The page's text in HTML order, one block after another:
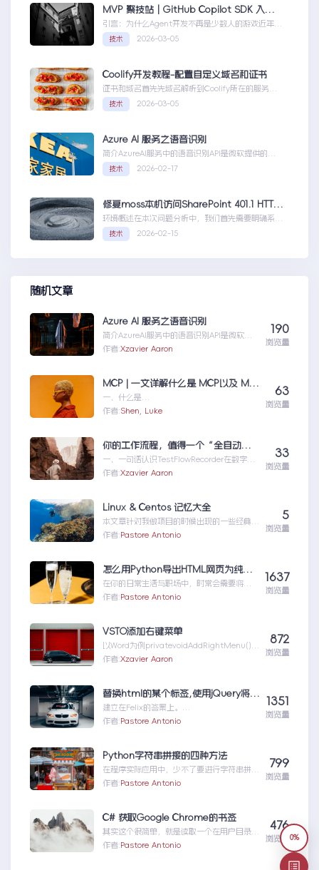
0%
MVP 聚技站｜GitHub Copilot SDK 入门：五分钟构建你的第一个 AI Agent
引言：为什么Agent开发不再是少数人的游戏近年
来，随着人工智能技术的快速发展，AIAgen...MVP
聚技站｜GitHubCopilotSDK入门：五分钟构建你的
技术 2026-03-05
Coolify开发教程-配置自定义域名和证书
证书和域名首先先域名解析到Coolify所在的服务
器，然后获取你的证书NGINX版本的，这里就不
赘...Coolify开发教程-配置自定义域名和证书
技术 2026-03-05
Azure AI 服务之语音识别
简介AzureAI服务中的语音识别API是微软提供的一
项先进技术，旨在帮助开发者轻松实现语...AzureAI
服务之语音识别
技术 2026-02-17
修复moss本机访问SharePoint 401.1 HTTP错误
环境概述在本次问题分析中，我们首先需要明确系统
的运行环境。了解环境配置不仅能帮助我们定位问
题，也为...修复moss本机访问
技术 2026-02-15
随机文章
Azure AI 服务之语音识别
简介AzureAI服务中的语音识别API是微软提
供的一项先进技术，旨在帮助开发者轻松实现
作者:Xzavier Aaron
190
浏览量
MCP | 一文详解什么是 MCP以及 MCP 可以做什么
一、什么是
MCPMCP（ModelContextProtocol）是一
作者:Shen, Luke
63
浏览量
你的工作流程，值得一个“全自动数字分身”：录制、截图、成文，一气呵成
一、一句话认识TestFlowRecorder在数字化
工作环境中，如何准确记录操作步骤并生成
作者:Xzavier Aaron
33
浏览量
Linux & Centos 记忆大全
本文章针对我做项目的时候出现的一些经典问
题进行说明：关于
作者:Pastore Antonio
5
浏览量
怎么用Python导出HTML网页为纯文本txt文件？一分钟教会你
在你的日常生活与职场中，时常会需要将网
络文档保存以便将来参考。传统的手动复制
会你
作者:Pastore Antonio
1637
浏览量
VSTO添加右键菜单
以Word为例privatevoidAddRightMenu()
{Microsoft.Of...VSTO添加右键菜单
作者:Xzavier Aaron
872
浏览量
替换html的某个标签,使用jQuery将一个标签替换为另一个标签
建立在Felix的答案上。
$(‘code’).replaceWith(fu...替换html的某个
作者:Pastore Antonio
1351
浏览量
Python字符串拼接的四种方法
在程序实际应用中，少不了要进行字符串拼接
的操作。下面介绍一下Python语言中四种字
作者:Pastore Antonio
799
浏览量
C# 获取Google Chrome的书签
其实这个很简单，就是读取一个在用户目录里
面的一个Bookmarks文件就好了。 先建
作者:Pastore Antonio
476
浏览量